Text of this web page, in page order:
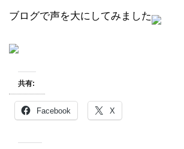
ブログで声を大にしてみました
共有:
Facebook X